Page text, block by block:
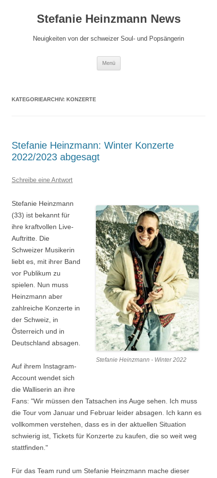
springenStefanie Heinzmann News
Neuigkeiten von der schweizer Soul- und Popsängerin
Menü
KATEGORIEARCHIV: KONZERTE
Stefanie Heinzmann: Winter Konzerte
2022/2023 abgesagt
Schreibe eine Antwort
Stefanie Heinzmann - Winter 2022
Stefanie Heinzmann
(33) ist bekannt für
ihre kraftvollen Live-
Auftritte. Die
Schweizer Musikerin
liebt es, mit ihrer Band
vor Publikum zu
spielen. Nun muss
Heinzmann aber
zahlreiche Konzerte in
der Schweiz, in
Österreich und in
Deutschland absagen.
Auf ihrem Instagram-
Account wendet sich
die Walliserin an ihre
Fans: "Wir müssen den Tatsachen ins Auge sehen. Ich muss
die Tour vom Januar und Februar leider absagen. Ich kann es
vollkommen verstehen, dass es in der aktuellen Situation
schwierig ist, Tickets für Konzerte zu kaufen, die so weit weg
stattfinden."
Für das Team rund um Stefanie Heinzmann mache dieser